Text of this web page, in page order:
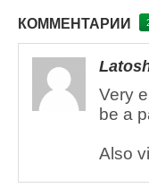
КОММЕНТАРИИ
Very
be a
Also